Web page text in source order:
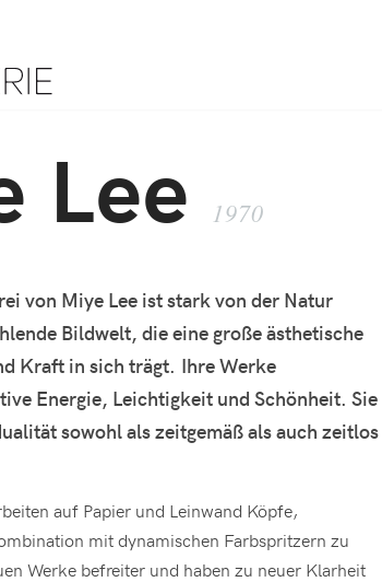
Lee 1970
von Miye Lee ist stark von der Natur
Bildwelt, die eine große ästhetische
Kraft in sich trägt. Ihre Werke
Energie, Leichtigkeit und Schönheit. Sie
sowohl als zeitgemäß als auch zeitlos
auf Papier und Leinwand Köpfe,
mit dynamischen Farbspritzern zu
Werke befreiter und haben zu neuer Klarheit